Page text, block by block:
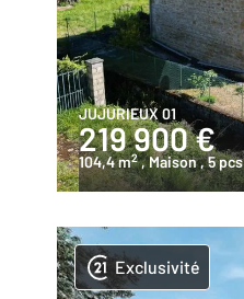
JUJURIEUX 01
219 900 €
104,4 m2 , Maison, 5 pcs
Exclusivité